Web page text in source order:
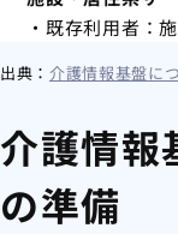
・既存利用者：
出典： 介護情報基盤に
介護情報
の準備